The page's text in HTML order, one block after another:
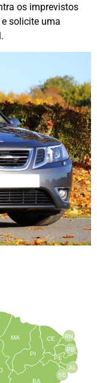
os imprevistos
solicite uma
BA
SE
PE
AL
RN
CE
PI
MA
PB